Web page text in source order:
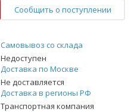
Сообщить о поступлении
Самовывоз со склада
Недоступен
Доставка по Москве
Не доставляется
Доставка в регионы РФ
Транспортная компания